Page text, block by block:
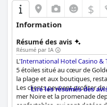
$
Information
Résumé des avis
Résumé par IA
L'International Hotel Casino &
5 étoiles situé au cœur de
la plage et aux boutiques,
Les clients peuvent profiter
mer Noire et la promenade
confortables, qui sont dotées
Lire les résumés des